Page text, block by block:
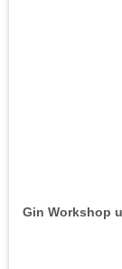
Gin Workshop